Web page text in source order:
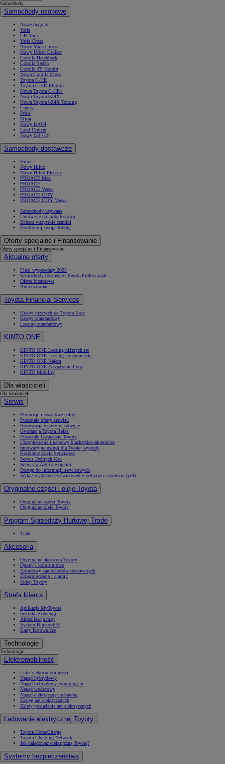
Samochody
Samochody osobowe
Nowe Aygo X
Yaris
GR Yaris
Yaris Cross
Nowy Yaris Cross
Nowy Urban Cruiser
Corolla Hatchback
Corolla Sedan
Corolla TS Kombi
Nowa Corolla Cross
Toyota C-HR
Toyota C-HR Plug-in
Nowa Toyota C-HR+
Nowa Toyota bZ4X
Nowa Toyota bZ4X Touring
Camry
Prius
Mirai
Nowy RAV4
Land Cruiser
Nowy GR GT
Samochody dostawcze
Hilux
Nowy Hilux
Nowy Hilux Electric
PROACE Max
PROACE
PROACE Verso
PROACE CITY
PROACE CITY Verso
Samochody używane
Umów się na jazdę testową
Zobacz wszystkie cenniki
Konfiguruj swoją Toyotę
Oferty specjalne i Finansowanie
Oferty specjalne i Finansowanie
Aktualne oferty
Finał wyprzedaży 2025
Samochody dostawcze Toyota Professional
Oferta biznesowa
Auta używane
Toyota Financial Services
Kredyt niższych rat Toyota Easy
Kredyt standardowy
Leasing standardowy
KINTO ONE
KINTO ONE Leasing niższych rat
KINTO ONE Leasing konsumencki
KINTO ONE Najem
KINTO ONE Zarządzanie flotą
KINTO Mobility
Dla właścicieli
Dla właścicieli
Serwis
Promocje i sezonowe usługi
Pozostałe oferty serwisu
Rezerwacja wizyty w serwisie
Gwarancja Toyota Relax
Pozostałe Gwarancje Toyoty
Ubezpieczenia i naprawy blacharsko-lakiernicze
Innowacyjne usługi dla Twojej wygody
Bezpłatne Akcje Serwisowe
Serwis Dobrych Cen
Serwis w ASO się opłaca
Dostęp do informacji serwisowych
Wykaz wydanych zaświadczeń o odbytym szkoleniu (pdf)
Oryginalne części i oleje Toyota
Oryginalne części Toyoty
Oryginalne oleje Toyoty
Program Sprzedaży Hurtowej Trade
Trade
Akcesoria
Oryginalne akcesoria Toyoty
Opony i koła zimowe
Zabudowy samochodów dostawczych
Zabezpieczenia i alarmy
Sklep Toyoty
Strefa klienta
Aplikacja MyToyota
Instrukcje obsługi
Aktualizacja map
System Bluetooth®
Karty Ratownicze
Technologie
Technologie
Elektromobilność
Lider elektromobilności
Napęd hybrydowy
Napęd hybrydowy typu plug-in
Napęd wodorowy
Napęd elektryczny na baterię
Zasięg aut elektrycznych
Zalety posiadania aut elektrycznych
Ładowanie elektrycznej Toyoty
Toyota HomeCharge
Toyota Charging Network
Jak naładować elektryczną Toyotę?
Systemy bezpieczeństwa